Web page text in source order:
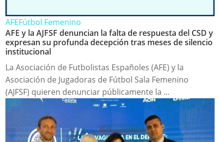
AFEFútbol Femenino
AFE y la AJFSF denuncian la falta de respuesta del CSD y
expresan su profunda decepción tras meses de silencio
institucional
La Asociación de Futbolistas Españoles (AFE) y la
Asociación de Jugadoras de Fútbol Sala Femenino
(AJFSF) quieren denunciar públicamente la ...